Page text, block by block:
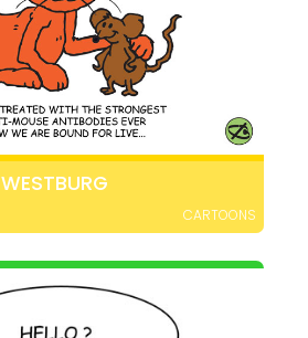
WESTBURG
CARTOONS